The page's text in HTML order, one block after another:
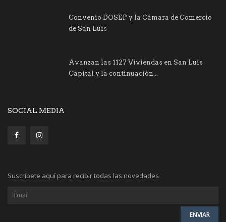
Convenio DOSEP y la Cámara de Comercio
de San Luis
Avanzan las 1127 Viviendas en San Luis
Capital y la continuación...
SOCIAL MEDIA
Suscríbete aquí para recibir todas las novedades